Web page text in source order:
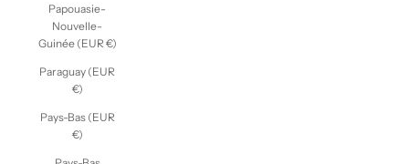
Papouasie-
Nouvelle-
Guinée (EUR €)
Paraguay (EUR
€)
Pays-Bas (EUR
€)